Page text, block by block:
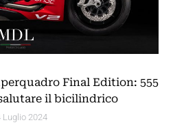
Final Edition: 555
il bicilindrico
Luglio 2024